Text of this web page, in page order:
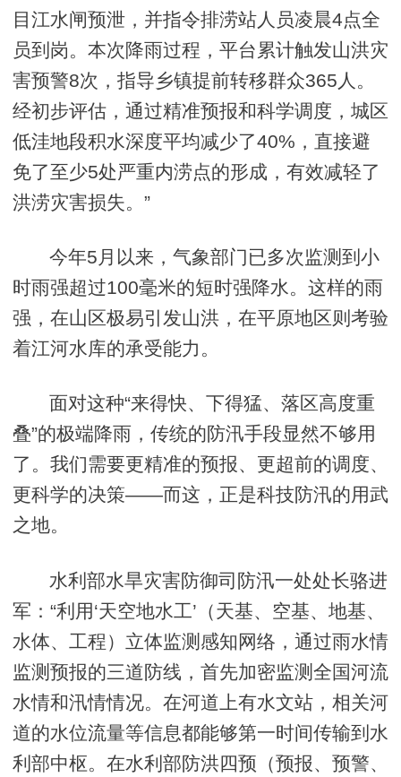
目江水闸预泄，并指令排涝站人员凌晨4点全
员到岗。本次降雨过程，平台累计触发山洪灾
害预警8次，指导乡镇提前转移群众365人。
经初步评估，通过精准预报和科学调度，城区
低洼地段积水深度平均减少了40%，直接避
免了至少5处严重内涝点的形成，有效减轻了
洪涝灾害损失。”
今年5月以来，气象部门已多次监测到小
时雨强超过100毫米的短时强降水。这样的雨
强，在山区极易引发山洪，在平原地区则考验
着江河水库的承受能力。
面对这种“来得快、下得猛、落区高度重
叠”的极端降雨，传统的防汛手段显然不够用
了。我们需要更精准的预报、更超前的调度、
更科学的决策——而这，正是科技防汛的用武
之地。
水利部水旱灾害防御司防汛一处处长骆进
军：“利用‘天空地水工’（天基、空基、地基、
水体、工程）立体监测感知网络，通过雨水情
监测预报的三道防线，首先加密监测全国河流
水情和汛情情况。在河道上有水文站，相关河
道的水位流量等信息都能够第一时间传输到水
利部中枢。在水利部防洪四预（预报、预警、